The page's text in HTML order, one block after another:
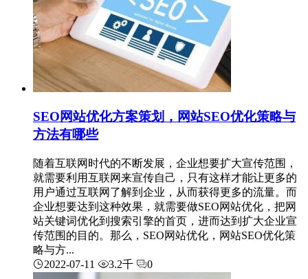
SEO网站优化方案策划，网站SEO优化策略与
方法有哪些
随着互联网时代的不断发展，企业想要扩大宣传范围，
就需要利用互联网来宣传自己，只有这样才能让更多的
用户通过互联网了解到企业，从而获得更多的流量。而
企业想要达到这种效果，就需要做SEO网站优化，把网
站关键词优化到搜索引擎的首页，进而达到扩大企业宣
传范围的目的。那么，SEO网站优化，网站SEO优化策
略与方...
2022-07-11
3.2千 0